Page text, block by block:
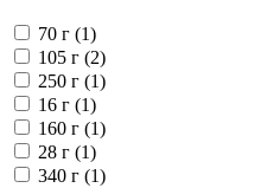
70 г (1)
105 г (2)
250 г (1)
16 г (1)
160 г (1)
28 г (1)
340 г (1)